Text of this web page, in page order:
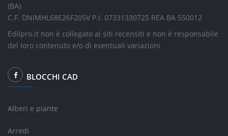
(BA)
C.F. DNIMHL68E26F205V P.I. 07331330725 REA BA 550012
Edilpro.it non è collegato ai siti recensiti e non è responsabile
del loro contenuto e/o di eventuali variazioni
BLOCCHI CAD
Alberi e piante
Arredi